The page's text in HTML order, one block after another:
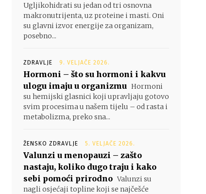
Ugljikohidrati su jedan od tri osnovna
makronutrijenta, uz proteine i masti. Oni
su glavni izvor energije za organizam,
posebno...
ZDRAVLJE 9. VELJAČE 2026.
Hormoni – što su hormoni i kakvu
ulogu imaju u organizmu Hormoni
su hemijski glasnici koji upravljaju gotovo
svim procesima u našem tijelu – od rasta i
metabolizma, preko sna...
ŽENSKO ZDRAVLJE 5. VELJAČE 2026.
Valunzi u menopauzi – zašto
nastaju, koliko dugo traju i kako
sebi pomoći prirodno Valunzi su
nagli osjećaji topline koji se najčešće